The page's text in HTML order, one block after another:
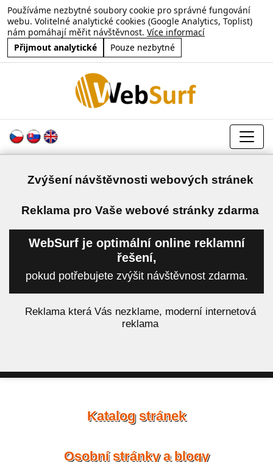
Používáme nezbytné soubory cookie pro správné fungování
webu. Volitelné analytické cookies (Google Analytics, Toplist)
nám pomáhají měřit návštěvnost. Více informací
Přijmout analytické
Pouze nezbytné
Zvýšení návštěvnosti webových stránek
Reklama pro Vaše webové stránky zdarma
WebSurf je optimální online reklamní
řešení,
pokud potřebujete zvýšit návštěvnost zdarma.
Reklama která Vás nezklame, moderní internetová
reklama
Katalog stránek
Osobní stránky a blogy